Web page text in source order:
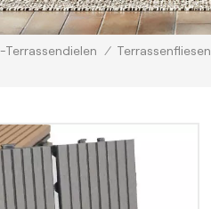
Terrassendielen / Terrassenfliesen